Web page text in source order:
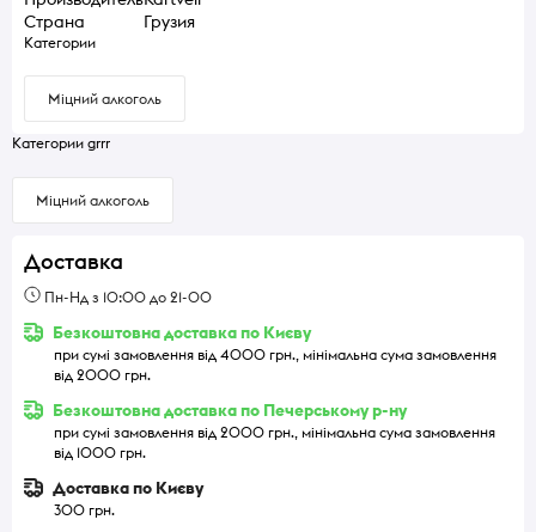
Страна
Грузия
Категории
Міцний алкоголь
Категории grrr
Міцний алкоголь
Доставка
Пн-Нд з 10:00 до 21-00
Безкоштовна доставка по Києву
при сумі замовлення від 4000 грн., мінімальна сума замовлення
від 2000 грн.
Безкоштовна доставка по Печерському р-ну
при сумі замовлення від 2000 грн., мінімальна сума замовлення
від 1000 грн.
Доставка по Києву
300 грн.